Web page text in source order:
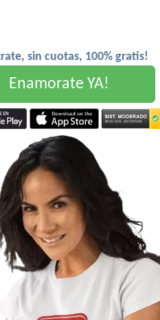
sin cuotas, 100% gratis!
Enamorate YA!